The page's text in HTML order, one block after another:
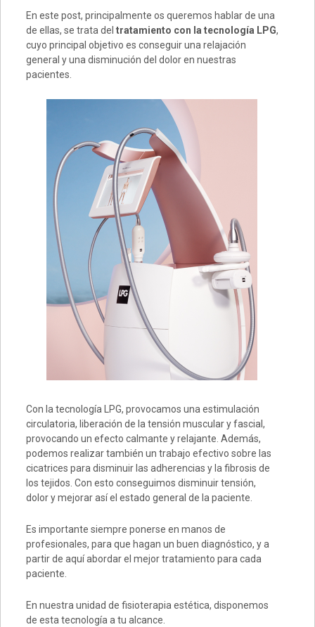
En este post, principalmente os queremos hablar de una
de ellas, se trata del tratamiento con la tecnología LPG,
cuyo principal objetivo es conseguir una relajación
general y una disminución del dolor en nuestras
pacientes.
Con la tecnología LPG, provocamos una estimulación
circulatoria, liberación de la tensión muscular y fascial,
provocando un efecto calmante y relajante. Además,
podemos realizar también un trabajo efectivo sobre las
cicatrices para disminuir las adherencias y la fibrosis de
los tejidos. Con esto conseguimos disminuir tensión,
dolor y mejorar así el estado general de la paciente.
Es importante siempre ponerse en manos de
profesionales, para que hagan un buen diagnóstico, y a
partir de aquí abordar el mejor tratamiento para cada
paciente.
En nuestra unidad de fisioterapia estética, disponemos
de esta tecnología a tu alcance.